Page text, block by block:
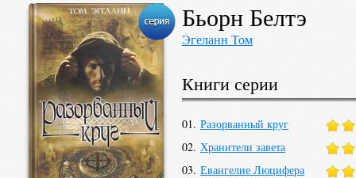
Бьорн Белтэ
Эгеланн Том
Книги серии
01. Разорванный круг
02. Хранители завета
03. Евангелие Люцифера